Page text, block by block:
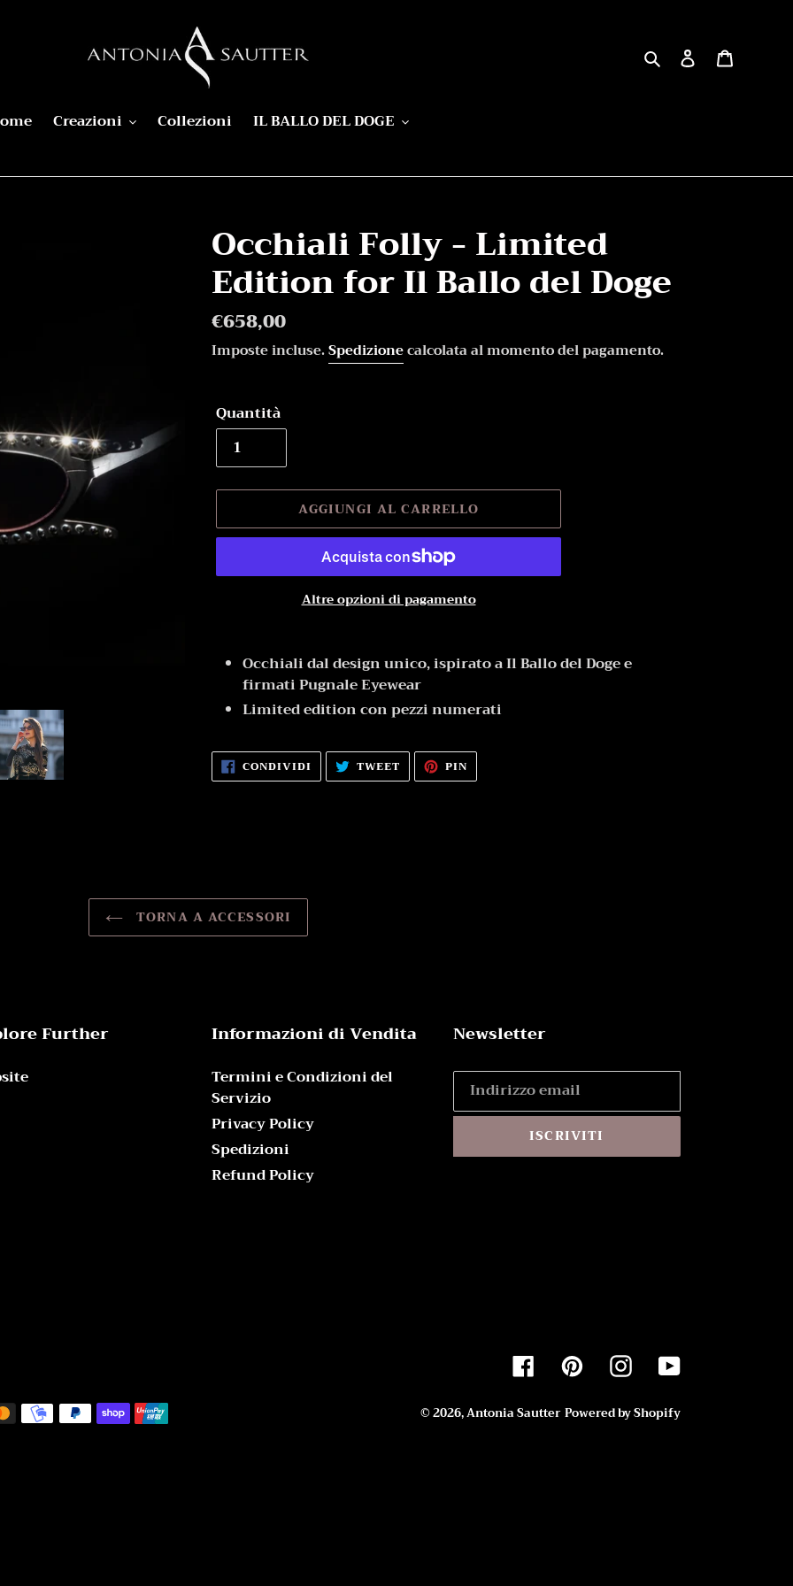
Cerca Accedi
Creazioni Collezioni IL BALLO DEL DOGE
Occhiali Folly - Limited
Edition for Il Ballo del Doge
Prezzo
di
€658,00
Imposte incluse.Spedizionecalcolata al momento del pagamento.
Quantità
AGGIUNGI AL CARRELLO
Altre opzioni di pagamento
del
prodotto
nel
carrello
Occhiali dal design unico, ispirato a Il Ballo del Doge e
firmati Pugnale Eyewear
Limited edition con pezzi numerati
CONDIVIDICONDIVIDI
SU
FACEBOOK
TWEET TWITTA
TWITTER
PIN
PINTEREST
TORNA A ACCESSORI
Further Informazioni di Vendita
Termini e Condizioni del
Servizio
Privacy Policy
Spedizioni
Refund Policy
Newsletter
ISCRIVITI
FacebookPinterestInstagramYouTube
© 2026,Antonia SautterPowered by Shopify